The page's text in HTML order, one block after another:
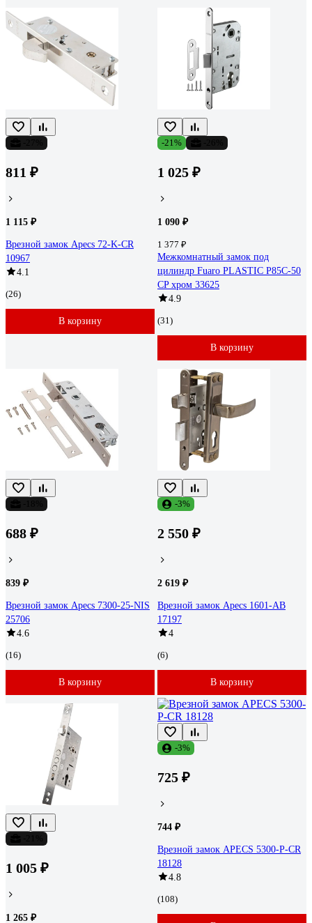
811 ₽
1 115 ₽
Врезной замок Apecs 72-K-CR
10967
4.1
(26)
В корзину
-21%
1 025 ₽
1 090 ₽
1 377 ₽
Межкомнатный замок под
цилиндр Fuaro PLASTIC P85C-50
CP хром 33625
4.9
(31)
В корзину
688 ₽
839 ₽
Врезной замок Apecs 7300-25-NIS
25706
4.6
(16)
В корзину
-3%
2 550 ₽
2 619 ₽
Врезной замок Apecs 1601-AB
17197
4
(6)
В корзину
1 005 ₽
1 265 ₽
-3%
725 ₽
744 ₽
Врезной замок APECS 5300-P-CR
18128
4.8
(108)